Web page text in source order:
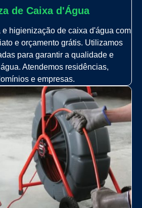
de Caixa d'Água
higienização de caixa d'água com
e orçamento grátis. Utilizamos
para garantir a qualidade e
Atendemos residências,
e empresas.